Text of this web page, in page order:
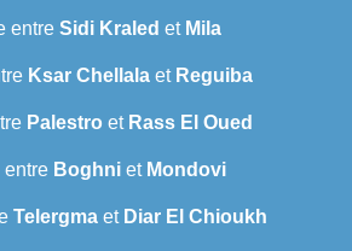
entre Sidi Kraled et Mila
Ksar Chellalaet Reguiba
Palestro et Rass El Oued
entre Boghni et Mondovi
Telergmaet Diar El Chioukh